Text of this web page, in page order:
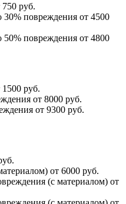
руб.
повреждения от 4500
повреждения от 4800
руб.
от 8000 руб.
от 9300 руб.
от 6000 руб.
(с материалом) от